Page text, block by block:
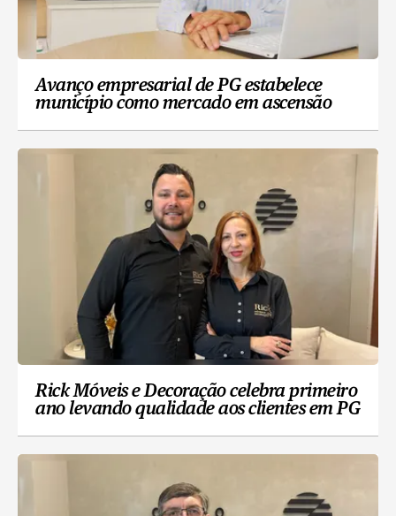
Avanço empresarial de PG estabelece
município como mercado em ascensão
Rick Móveis e Decoração celebra primeiro
ano levando qualidade aos clientes em PG